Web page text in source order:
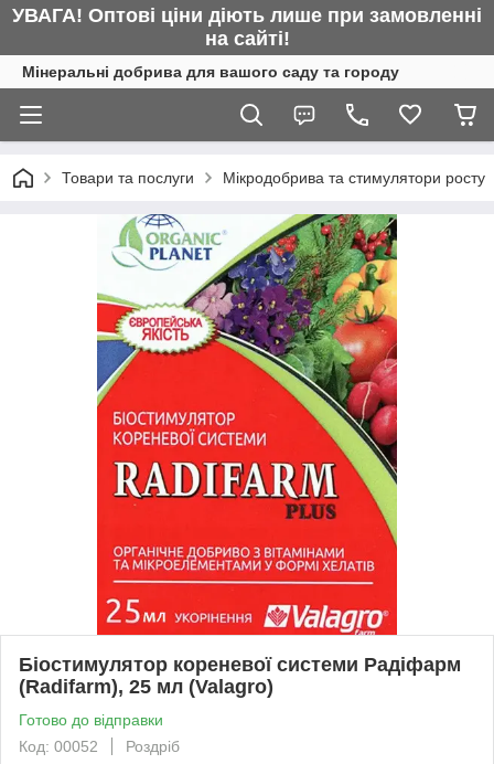
УВАГА! Оптові ціни діють лише при замовленні
на сайті!
Мінеральні добрива для вашого саду та городу
Товари та послуги Мікродобрива та стимулятори росту
Біостимулятор кореневої системи Радіфарм
(Radifarm), 25 мл (Valagro)
Готово до відправки
Код: 00052
Роздріб